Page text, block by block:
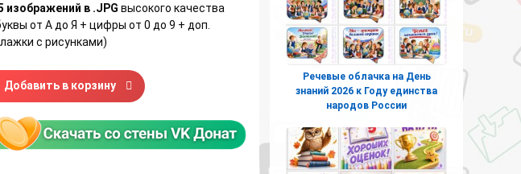
изображений в .JPG высокого качества
от А до Я + цифры от 0 до 9 + доп.
с рисунками)
товара Флажки для оформления на День пионерии
Добавить в корзину
Речевые облачка на День
знаний 2026 к Году единства
народов России